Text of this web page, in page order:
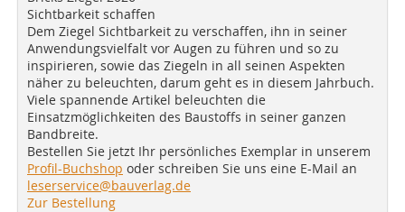
Sichtbarkeit schaffen
Dem Ziegel Sichtbarkeit zu verschaffen, ihn in seiner
Anwendungsvielfalt vor Augen zu führen und so zu
inspirieren, sowie das Ziegeln in all seinen Aspekten
näher zu beleuchten, darum geht es in diesem Jahrbuch.
Viele spannende Artikel beleuchten die
Einsatzmöglichkeiten des Baustoffs in seiner ganzen
Bandbreite.
Bestellen Sie jetzt Ihr persönliches Exemplar in unserem
Profil-Buchshop oder schreiben Sie uns eine E-Mail an
leserservice@bauverlag.de
Zur Bestellung